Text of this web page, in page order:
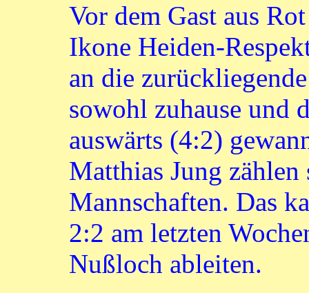
Vor dem Gast aus
Ikone Heiden-
an die
sowohl zuhause und
auswärts (4:2)
Matthias Jung zählen
Mannschaften. Das
2:2 am letzten
Nußloch ableiten.